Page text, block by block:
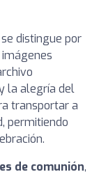
distingue por
la alegría del
transportar a
permitiendo
de comunión,